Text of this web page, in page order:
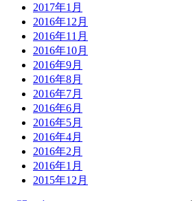
2017年1月
2016年12月
2016年11月
2016年10月
2016年9月
2016年8月
2016年7月
2016年6月
2016年5月
2016年4月
2016年2月
2016年1月
2015年12月